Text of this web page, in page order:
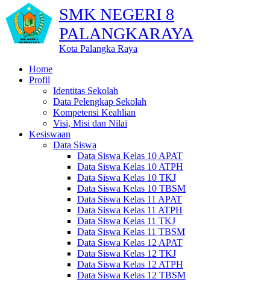
SMK NEGERI 8
PALANGKARAYA
Kota Palangka Raya
Home
Profil
Identitas Sekolah
Data Pelengkap Sekolah
Kompetensi Keahlian
Visi, Misi dan Nilai
Kesiswaan
Data Siswa
Data Siswa Kelas 10 APAT
Data Siswa Kelas 10 ATPH
Data Siswa Kelas 10 TKJ
Data Siswa Kelas 10 TBSM
Data Siswa Kelas 11 APAT
Data Siswa Kelas 11 ATPH
Data Siswa Kelas 11 TKJ
Data Siswa Kelas 11 TBSM
Data Siswa Kelas 12 APAT
Data Siswa Kelas 12 TKJ
Data Siswa Kelas 12 ATPH
Data Siswa Kelas 12 TBSM